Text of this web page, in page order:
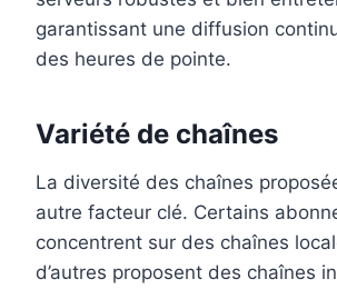
garantissant une diffusion
des heures de pointe.
Variété de chaînes
La diversité des chaînes
autre facteur clé. Certains
concentrent sur des chaînes
d’autres proposent des chaînes